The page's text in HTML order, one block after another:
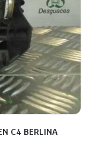
C4 BERLINA